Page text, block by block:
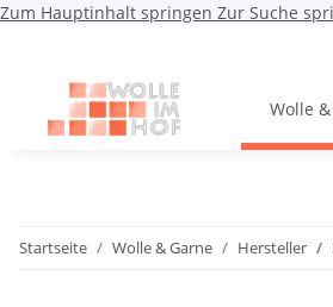
Zum Hauptinhalt springen Zur Suche
Wolle
Startseite Wolle & Garne Hersteller